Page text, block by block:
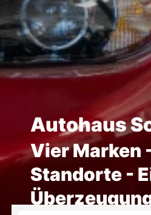
Autohaus
Vier Marken
Standorte -